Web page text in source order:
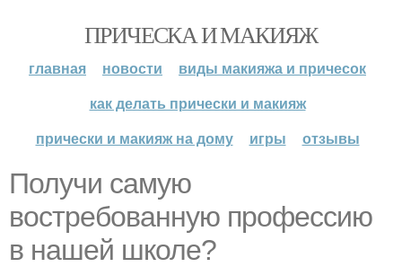
ПРИЧЕСКА И МАКИЯЖ
главная новости
виды макияжа и причесок
как делать прически и макияж
прически и макияж на дому
игры отзывы
Получи самую
востребованную профессию
в нашей школе?